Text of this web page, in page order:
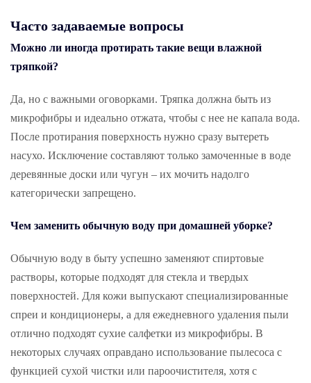
Часто задаваемые вопросы
Можно ли иногда протирать такие вещи влажной
тряпкой?
Да, но с важными оговорками. Тряпка должна быть из
микрофибры и идеально отжата, чтобы с нее не капала вода.
После протирания поверхность нужно сразу вытереть
насухо. Исключение составляют только замоченные в воде
деревянные доски или чугун – их мочить надолго
категорически запрещено.
Чем заменить обычную воду при домашней уборке?
Обычную воду в быту успешно заменяют спиртовые
растворы, которые подходят для стекла и твердых
поверхностей. Для кожи выпускают специализированные
спреи и кондиционеры, а для ежедневного удаления пыли
отлично подходят сухие салфетки из микрофибры. В
некоторых случаях оправдано использование пылесоса с
функцией сухой чистки или пароочистителя, хотя с